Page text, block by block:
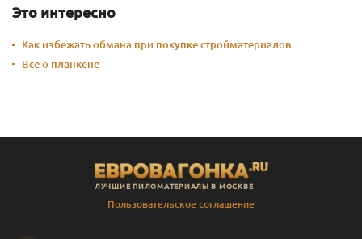
Это интересно
Как избежать обмана при покупке стройматериалов
Все о планкене
ЛУЧШИЕ ПИЛОМАТЕРИАЛЫ В МОСКВЕ
Пользовательское соглашение